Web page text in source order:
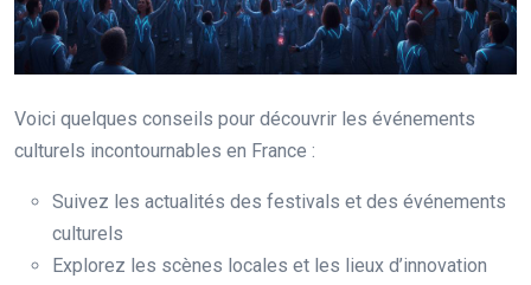
Voici quelques conseils pour découvrir les événements
culturels incontournables en France :
Suivez les actualités des festivals et des événements
culturels
Explorez les scènes locales et les lieux d’innovation